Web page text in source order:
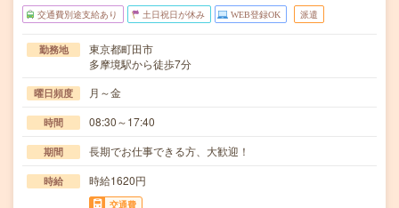
交通費別途支給あり 土日祝日が休み WEB登録OK 派遣
勤務地
東京都町田市
多摩境駅から徒歩7分
曜日頻度 月～金
時間 08:30～17:40
期間 長期でお仕事できる方、大歓迎！
時給 時給1620円
交通費